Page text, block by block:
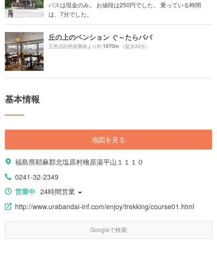
バスは現金のみ。 お値段は250円でした。 乗っている時間
は、7分でした。
丘の上のペンション ぐ～たらパパ
五色沼自然探勝路より約1970m （徒歩33分）
基本情報
地図を見る
福島県耶麻郡北塩原村檜原湯平山１１１０
0241-32-2349
営業中 24時間営業
http://www.urabandai-inf.com/enjoy/trekking/course01.html
Googleで検索